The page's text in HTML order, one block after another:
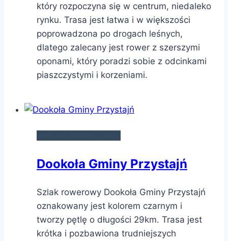
który rozpoczyna się w centrum, niedaleko
rynku. Trasa jest łatwa i w większości
poprowadzona po drogach leśnych,
dlatego zalecany jest rower z szerszymi
oponami, który poradzi sobie z odcinkami
piaszczystymi i korzeniami.
Dookoła Gminy Przystajń
Szlak rowerowy Dookoła Gminy Przystajń
oznakowany jest kolorem czarnym i
tworzy pętlę o długości 29km. Trasa jest
krótka i pozbawiona trudniejszych